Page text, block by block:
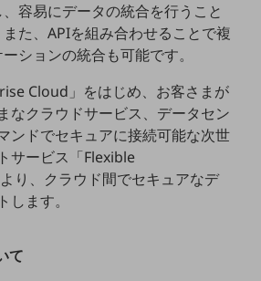
コモ MAX ドコモ mini ドコモBiz かけ放題
容易にデータの統合を行うこと
た、APIを組み合わせることで複
ションの統合も可能です。
Cloud」をはじめ、お客さまが
なクラウドサービス、データセン
ンドでセキュアに接続可能な次世
サービス「Flexible
り、クラウド間でセキュアなデ
します。
て